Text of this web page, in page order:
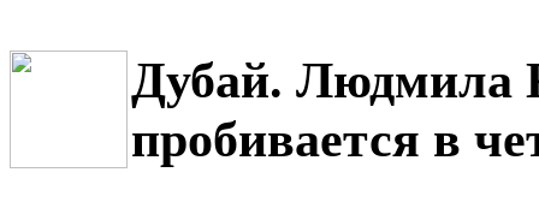
Дубай. Людмила
пробивается в